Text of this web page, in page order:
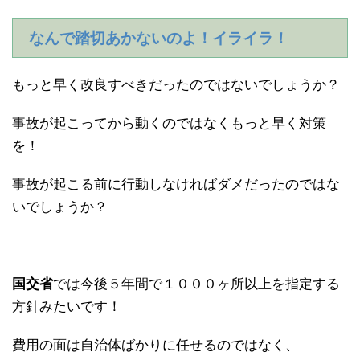
なんで踏切あかないのよ！イライラ！
もっと早く改良すべきだったのではないでしょうか？
事故が起こってから動くのではなくもっと早く対策
を！
事故が起こる前に行動しなければダメだったのではな
いでしょうか？
国交省では今後５年間で１０００ヶ所以上を指定する
方針みたいです！
費用の面は自治体ばかりに任せるのではなく、